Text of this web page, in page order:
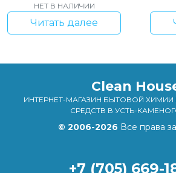
НЕТ В НАЛИЧИИ
Читать далее
Clean
ИНТЕРНЕТ-МАГАЗИН БЫТОВОЙ
СРЕДСТВ В УСТЬ-
© 2006-2026 Все права
+7 (705) 669-